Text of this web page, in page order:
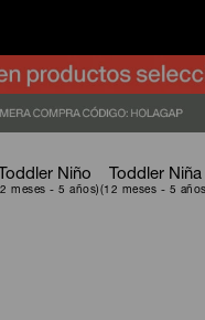
Toddler Niño Toddler Niña